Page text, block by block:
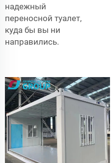
надежный
переносной туалет,
куда бы вы ни
направились.